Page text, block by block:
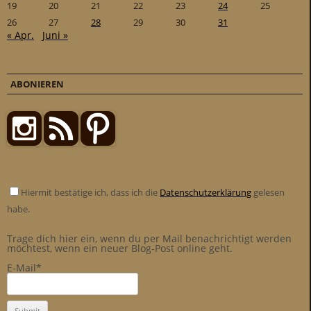
19 20 21 22 23 24
25
26
27 28 29 30 31
« Apr. Juni »
ABONIEREN
Hiermit bestätige ich, dass ich die Datenschutzerklärung gelesen
habe.
Trage dich hier ein, wenn du per Mail benachrichtigt werden
möchtest, wenn ein neuer Blog-Post online geht.
E-Mail*